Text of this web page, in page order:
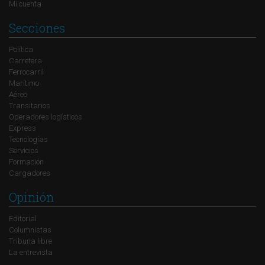
Mi cuenta
Secciones
Política
Carretera
Ferrocarril
Marítimo
Aéreo
Transitarios
Operadores logísticos
Express
Tecnologías
Servicios
Formación
Cargadores
Opinión
Editorial
Columnistas
Tribuna libre
La entrevista